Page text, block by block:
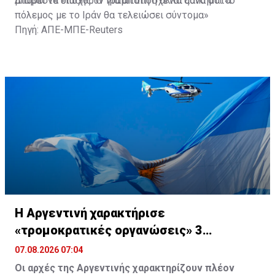
πόλεμος με το Ιράν θα τελειώσει σύντομα»
Πηγή: ΑΠΕ-ΜΠΕ-Reuters
Η Αργεντινή χαρακτήρισε
«τρομοκρατικές οργανώσεις» 3
συμμορίες στον Ισημερινό
07.08.2026 07:04
Οι αρχές της Αργεντινής χαρακτηρίζουν πλέον